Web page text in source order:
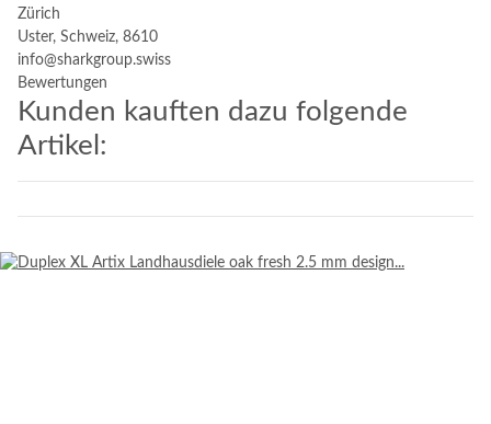
Zürich
Uster, Schweiz, 8610
info@sharkgroup.swiss
Bewertungen
Kunden kauften dazu folgende
Artikel: